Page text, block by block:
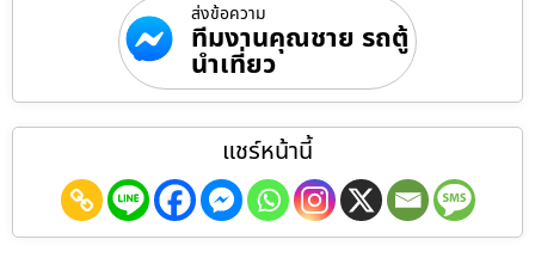
ส่งข้อความ
ทีมงานคุณชาย รถตู้
นำเที่ยว
แชร์หน้านี้